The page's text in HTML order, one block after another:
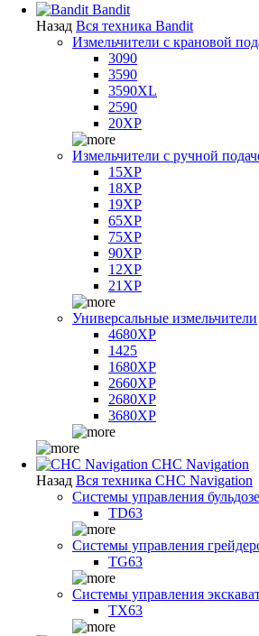
Bandit
Назад Вся техника Bandit
Измельчители с крановой
3090
3590
3590XL
2590
20XP
Измельчители с ручной
15XP
18XP
19XP
65XP
75XP
90XP
12XP
21XP
Универсальные измельчители
4680XP
1425
1680XP
2660XP
2680XP
3680XP
CHC Navigation
Назад Вся техника CHC Navigation
Системы управления
TD63
Системы управления
TG63
Системы управления
TX63